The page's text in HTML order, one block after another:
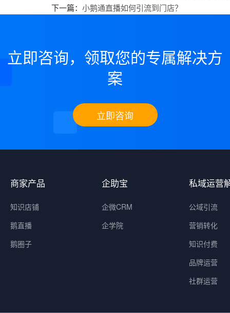
下一篇： 小鹅通直播如何引流到门店？
立即咨询，领取您的专属解决方
案
立即咨询
商家产品
知识店铺
鹅直播
鹅圈子
企助宝
企微CRM
企学院
私域运营
公域引流
营销转化
知识付费
品牌运营
社群运营